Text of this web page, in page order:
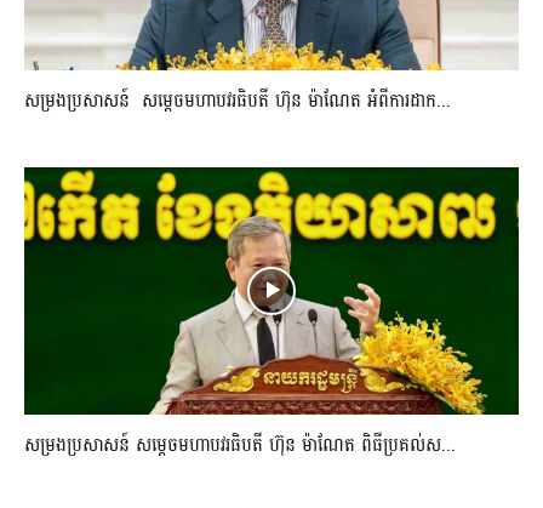
សម្រងប្រសាសន៍ សម្ដេចមហាបវរធិបតី ហ៊ុន ម៉ាណែត អំពីការដាក...
សម្រងប្រសាសន៍ សម្ដេចមហាបវរធិបតី ហ៊ុន ម៉ាណែត ពិធីប្រគល់ស...